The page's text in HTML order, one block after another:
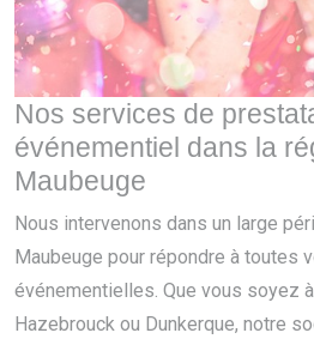
Nos services de
événementiel dans la
Maubeuge
Nous intervenons dans un large
Maubeuge pour répondre à toutes
événementielles. Que vous soyez
Hazebrouck ou Dunkerque, notre